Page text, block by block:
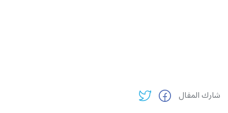
شارك المقال